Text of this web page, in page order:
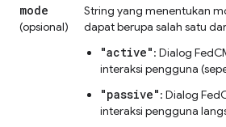
mode
(opsional)
String yang menentukan
dapat berupa salah satu
"active": Dialog
interaksi pengguna
"passive": Dialog
interaksi pengguna